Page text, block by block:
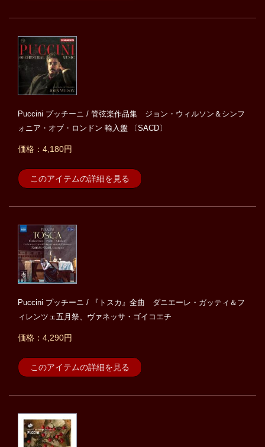
Puccini プッチーニ / 管弦楽作品集 ジョン・ウィルソン＆シンフ
ォニア・オブ・ロンドン 輸入盤 〔SACD〕
価格：4,180円
このアイテムの詳細を見る
Puccini プッチーニ / 『トスカ』全曲 ダニエーレ・ガッティ＆フ
ィレンツェ五月祭、ヴァネッサ・ゴイコエチ
価格：4,290円
このアイテムの詳細を見る